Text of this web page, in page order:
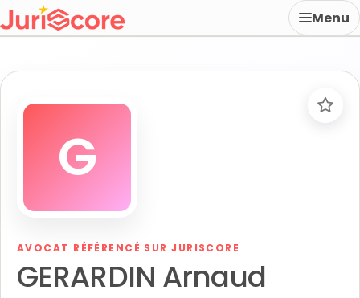
Menu
G
AVOCAT RÉFÉRENCÉ SUR JURISCORE
GERARDIN Arnaud